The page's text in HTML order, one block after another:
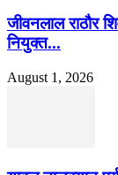
जीवनलाल राठौर
नियुक्त...
August 1, 2026